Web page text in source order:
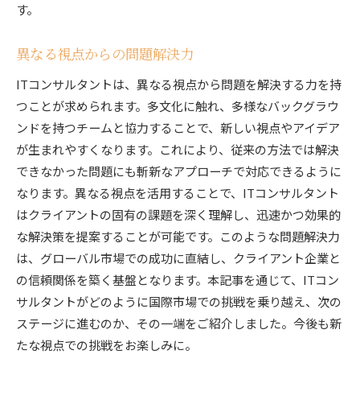
す。
異なる視点からの問題解決力
ITコンサルタントは、異なる視点から問題を解決する力を持
つことが求められます。多文化に触れ、多様なバックグラウ
ンドを持つチームと協力することで、新しい視点やアイデア
が生まれやすくなります。これにより、従来の方法では解決
できなかった問題にも斬新なアプローチで対応できるように
なります。異なる視点を活用することで、ITコンサルタント
はクライアントの固有の課題を深く理解し、迅速かつ効果的
な解決策を提案することが可能です。このような問題解決力
は、グローバル市場での成功に直結し、クライアント企業と
の信頼関係を築く基盤となります。本記事を通じて、ITコン
サルタントがどのように国際市場での挑戦を乗り越え、次の
ステージに進むのか、その一端をご紹介しました。今後も新
たな視点での挑戦をお楽しみに。